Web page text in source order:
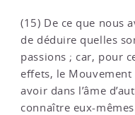
(15) De ce que nous
de déduire quelles
passions ; car, pour
effets, le Mouvement
avoir dans l’âme
connaître eux-